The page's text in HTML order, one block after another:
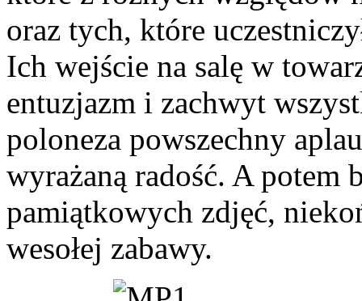
oraz tych, które
Ich wejście na salę w
entuzjazm i zachwyt
poloneza powszechny
wyrażaną radość. A potem
pamiątkowych zdjęć,
wesołej zabawy.